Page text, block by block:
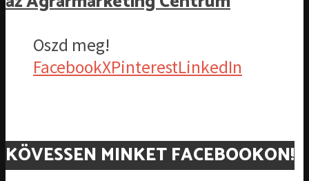
Oszd meg!
FacebookXPinterestLinkedIn
KÖVESSEN MINKET FACEBOOKON!